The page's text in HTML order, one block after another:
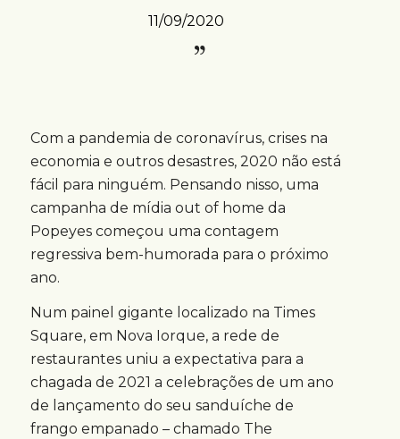
11/09/2020
Com a pandemia de coronavírus, crises na
economia e outros desastres, 2020 não está
fácil para ninguém. Pensando nisso, uma
campanha de mídia out of home da
Popeyes começou uma contagem
regressiva bem-humorada para o próximo
ano.
Num painel gigante localizado na Times
Square, em Nova Iorque, a rede de
restaurantes uniu a expectativa para a
chagada de 2021 a celebrações de um ano
de lançamento do seu sanduíche de
frango empanado – chamado The